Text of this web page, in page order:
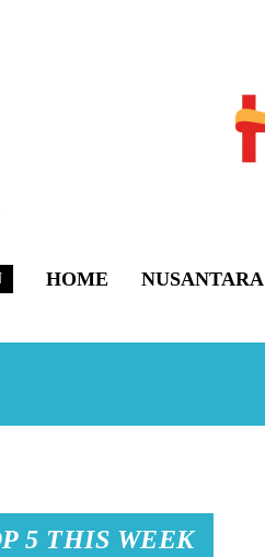
HOME NUSANTARA
5 THIS WEEK